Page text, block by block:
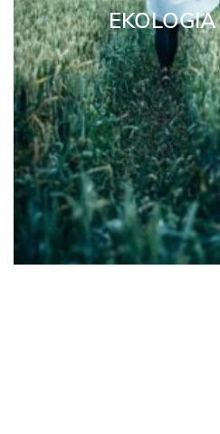
EKOLOGIA